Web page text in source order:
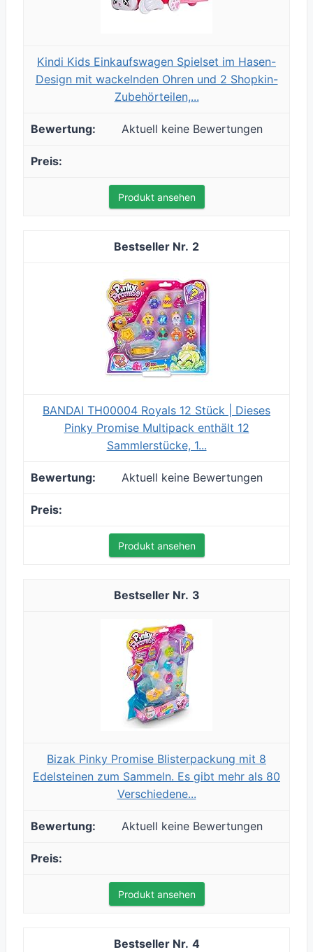
Kindi Kids Einkaufswagen Spielset im Hasen-
Design mit wackelnden Ohren und 2 Shopkin-
Zubehörteilen,...
Aktuell keine Bewertungen
Produkt ansehen
2
BANDAI TH00004 Royals 12 Stück | Dieses
Pinky Promise Multipack enthält 12
Sammlerstücke, 1...
Aktuell keine Bewertungen
Produkt ansehen
3
Bizak Pinky Promise Blisterpackung mit 8
Edelsteinen zum Sammeln. Es gibt mehr als 80
Verschiedene...
Aktuell keine Bewertungen
Produkt ansehen
4